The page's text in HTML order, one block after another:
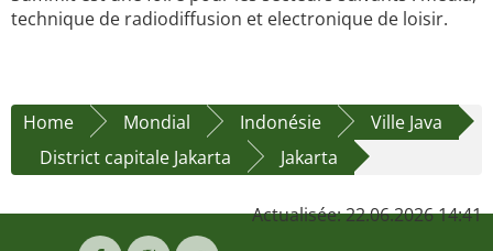
technique de radiodiffusion et electronique de loisir.
Home Mondial Indonésie
Ville Java
District capitale Jakarta
Jakarta
Actualisée: 22.06.2026 14:41